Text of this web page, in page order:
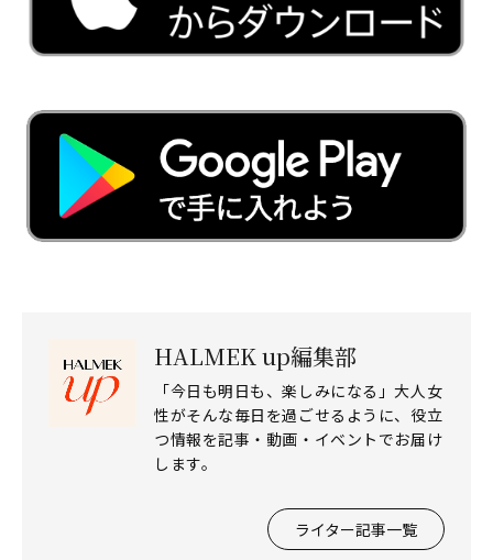
HALMEK up編集部
「今日も明日も、楽しみになる」大人女
性がそんな毎日を過ごせるように、役立
つ情報を記事・動画・イベントでお届け
します。
ライター記事一覧